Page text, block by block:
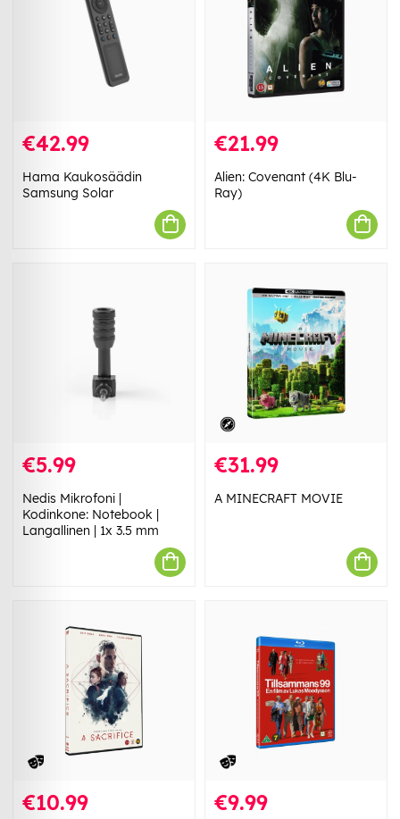
€42.99
Hama Kaukosäädin
Samsung Solar
€21.99
Alien: Covenant (4K Blu-
Ray)
€5.99
Nedis Mikrofoni |
Kodinkone: Notebook |
Langallinen | 1x 3.5 mm
€31.99
A MINECRAFT MOVIE
€10.99 €9.99